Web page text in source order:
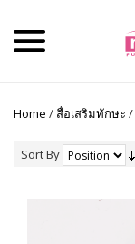
Home /สื่อเสริมทักษะ /
Sort By